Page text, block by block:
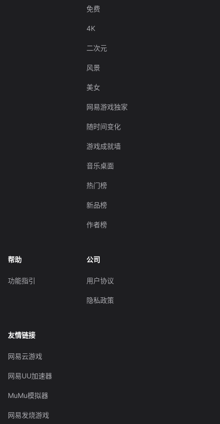
免费
4K
二次元
风景
美女
网易游戏独家
随时间变化
游戏成就墙
音乐桌面
热门榜
新品榜
作者榜
帮助
功能指引
公司
用户协议
隐私政策
友情链接
网易云游戏
网易UU加速器
MuMu模拟器
网易发烧游戏